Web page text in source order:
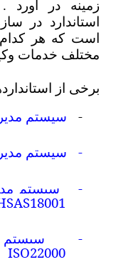
استاندارد در
است که هر کدام
مختلف خدمات
برخی از
- سیستم
- سیستم
- سیستم
-
سیستم
ISO22000